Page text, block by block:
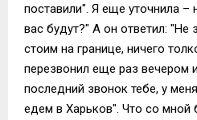
поставили". Я еще уточнила –
вас будут?" А он ответил: "Не
стоим на границе, ничего
перезвонил еще раз вечером
последний звонок тебе, у
едем в Харьков". Что со мной